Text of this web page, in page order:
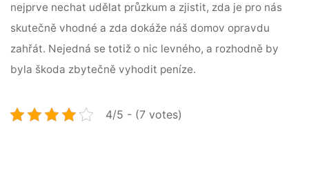
nejprve nechat udělat průzkum a zjistit, zda je pro nás
skutečně vhodné a zda dokáže náš domov opravdu
zahřát. Nejedná se totiž o nic levného, a rozhodně by
byla škoda zbytečně vyhodit peníze.
4/5 - (7 votes)